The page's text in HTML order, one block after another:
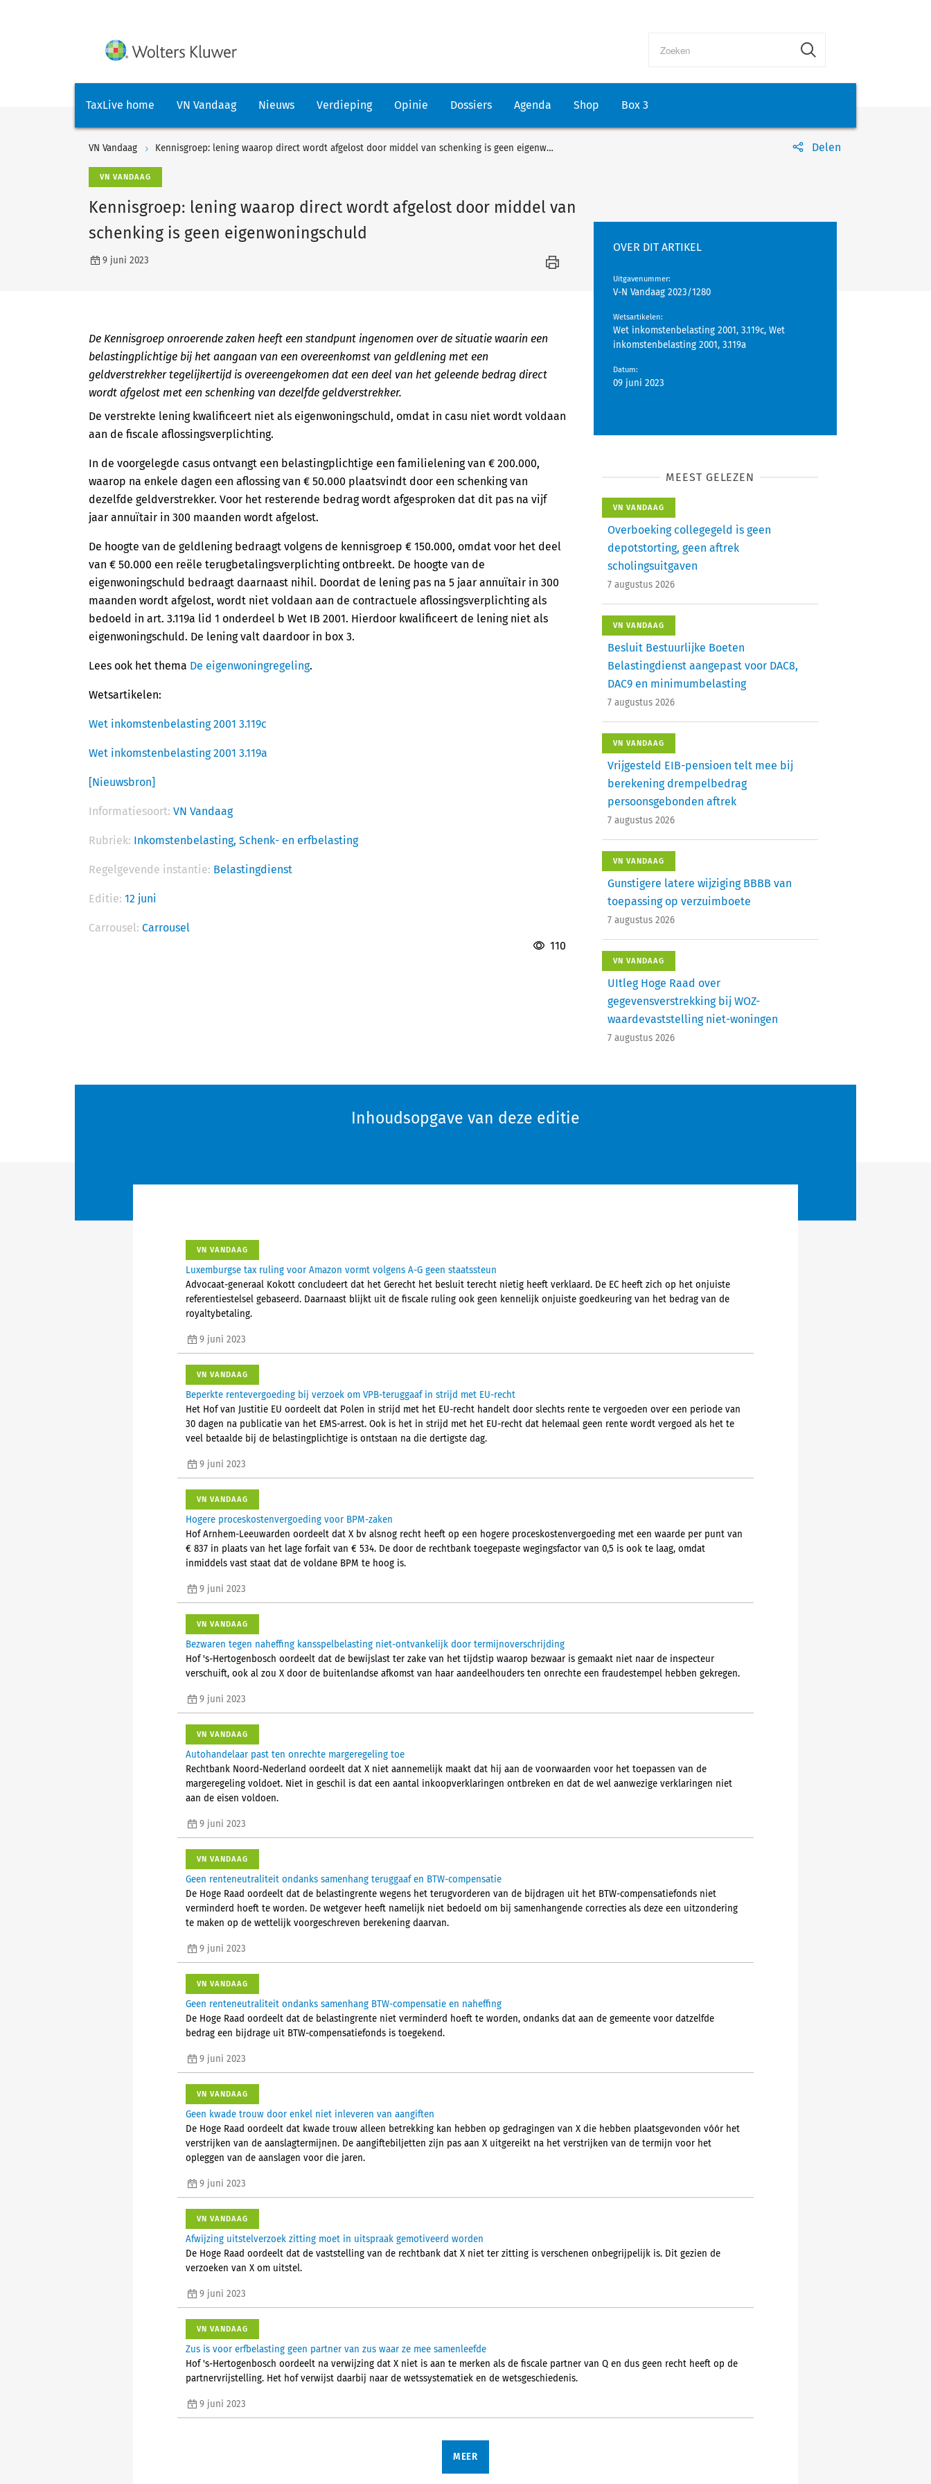
TaxLive home VN Vandaag Nieuws Verdieping Opinie Dossiers Agenda Shop Box 3
VN Vandaag Kennisgroep: lening waarop direct wordt afgelost door middel van schenking is geen eigenwoningschuld Delen
VN VANDAAG
Kennisgroep: lening waarop direct wordt afgelost door middel van
schenking is geen eigenwoningschuld
9 juni 2023
De Kennisgroep onroerende zaken heeft een standpunt ingenomen over de situatie waarin een
belastingplichtige bij het aangaan van een overeenkomst van geldlening met een
geldverstrekker tegelijkertijd is overeengekomen dat een deel van het geleende bedrag direct
wordt afgelost met een schenking van dezelfde geldverstrekker.
De verstrekte lening kwalificeert niet als eigenwoningschuld, omdat in casu niet wordt voldaan
aan de fiscale aflossingsverplichting.
In de voorgelegde casus ontvangt een belastingplichtige een familielening van € 200.000,
waarop na enkele dagen een aflossing van € 50.000 plaatsvindt door een schenking van
dezelfde geldverstrekker. Voor het resterende bedrag wordt afgesproken dat dit pas na vijf
jaar annuïtair in 300 maanden wordt afgelost.
De hoogte van de geldlening bedraagt volgens de kennisgroep € 150.000, omdat voor het deel
van € 50.000 een reële terugbetalingsverplichting ontbreekt. De hoogte van de
eigenwoningschuld bedraagt daarnaast nihil. Doordat de lening pas na 5 jaar annuïtair in 300
maanden wordt afgelost, wordt niet voldaan aan de contractuele aflossingsverplichting als
bedoeld in art. 3.119a lid 1 onderdeel b Wet IB 2001. Hierdoor kwalificeert de lening niet als
eigenwoningschuld. De lening valt daardoor in box 3.
Lees ook het thema De eigenwoningregeling.
Wetsartikelen:
Wet inkomstenbelasting 2001 3.119c
Wet inkomstenbelasting 2001 3.119a
[Nieuwsbron]
Informatiesoort: VN Vandaag
Rubriek: Inkomstenbelasting, Schenk- en erfbelasting
Regelgevende instantie: Belastingdienst
Editie: 12 juni
Carrousel: Carrousel
110
OVER DIT ARTIKEL
Uitgavenummer:
V-N Vandaag 2023/1280
Wetsartikelen:
Wet inkomstenbelasting 2001, 3.119c, Wet
inkomstenbelasting 2001, 3.119a
Datum:
09 juni 2023
MEEST GELEZEN
VN VANDAAG
Overboeking collegegeld is geen
depotstorting, geen aftrek
scholingsuitgaven
7 augustus 2026
VN VANDAAG
Besluit Bestuurlijke Boeten
Belastingdienst aangepast voor DAC8,
DAC9 en minimumbelasting
7 augustus 2026
VN VANDAAG
Vrijgesteld EIB-pensioen telt mee bij
berekening drempelbedrag
persoonsgebonden aftrek
7 augustus 2026
VN VANDAAG
Gunstigere latere wijziging BBBB van
toepassing op verzuimboete
7 augustus 2026
VN VANDAAG
UItleg Hoge Raad over
gegevensverstrekking bij WOZ-
waardevaststelling niet-woningen
7 augustus 2026
Inhoudsopgave van deze editie
VN VANDAAG
Luxemburgse tax ruling voor Amazon vormt volgens A-G geen staatssteun
Advocaat-generaal Kokott concludeert dat het Gerecht het besluit terecht nietig heeft verklaard. De EC heeft zich op het onjuiste
referentiestelsel gebaseerd. Daarnaast blijkt uit de fiscale ruling ook geen kennelijk onjuiste goedkeuring van het bedrag van de
royaltybetaling.
9 juni 2023
VN VANDAAG
Beperkte rentevergoeding bij verzoek om VPB-teruggaaf in strijd met EU-recht
Het Hof van Justitie EU oordeelt dat Polen in strijd met het EU-recht handelt door slechts rente te vergoeden over een periode van
30 dagen na publicatie van het EMS-arrest. Ook is het in strijd met het EU-recht dat helemaal geen rente wordt vergoed als het te
veel betaalde bij de belastingplichtige is ontstaan na die dertigste dag.
9 juni 2023
VN VANDAAG
Hogere proceskostenvergoeding voor BPM-zaken
Hof Arnhem-Leeuwarden oordeelt dat X bv alsnog recht heeft op een hogere proceskostenvergoeding met een waarde per punt van
€ 837 in plaats van het lage forfait van € 534. De door de rechtbank toegepaste wegingsfactor van 0,5 is ook te laag, omdat
inmiddels vast staat dat de voldane BPM te hoog is.
9 juni 2023
VN VANDAAG
Bezwaren tegen naheffing kansspelbelasting niet-ontvankelijk door termijnoverschrijding
Hof 's-Hertogenbosch oordeelt dat de bewijslast ter zake van het tijdstip waarop bezwaar is gemaakt niet naar de inspecteur
verschuift, ook al zou X door de buitenlandse afkomst van haar aandeelhouders ten onrechte een fraudestempel hebben gekregen.
9 juni 2023
VN VANDAAG
Autohandelaar past ten onrechte margeregeling toe
Rechtbank Noord-Nederland oordeelt dat X niet aannemelijk maakt dat hij aan de voorwaarden voor het toepassen van de
margeregeling voldoet. Niet in geschil is dat een aantal inkoopverklaringen ontbreken en dat de wel aanwezige verklaringen niet
aan de eisen voldoen.
9 juni 2023
VN VANDAAG
Geen renteneutraliteit ondanks samenhang teruggaaf en BTW-compensatie
De Hoge Raad oordeelt dat de belastingrente wegens het terugvorderen van de bijdragen uit het BTW-compensatiefonds niet
verminderd hoeft te worden. De wetgever heeft namelijk niet bedoeld om bij samenhangende correcties als deze een uitzondering
te maken op de wettelijk voorgeschreven berekening daarvan.
9 juni 2023
VN VANDAAG
Geen renteneutraliteit ondanks samenhang BTW-compensatie en naheffing
De Hoge Raad oordeelt dat de belastingrente niet verminderd hoeft te worden, ondanks dat aan de gemeente voor datzelfde
bedrag een bijdrage uit BTW-compensatiefonds is toegekend.
9 juni 2023
VN VANDAAG
Geen kwade trouw door enkel niet inleveren van aangiften
De Hoge Raad oordeelt dat kwade trouw alleen betrekking kan hebben op gedragingen van X die hebben plaatsgevonden vóór het
verstrijken van de aanslagtermijnen. De aangiftebiljetten zijn pas aan X uitgereikt na het verstrijken van de termijn voor het
opleggen van de aanslagen voor die jaren.
9 juni 2023
VN VANDAAG
Afwijzing uitstelverzoek zitting moet in uitspraak gemotiveerd worden
De Hoge Raad oordeelt dat de vaststelling van de rechtbank dat X niet ter zitting is verschenen onbegrijpelijk is. Dit gezien de
verzoeken van X om uitstel.
9 juni 2023
VN VANDAAG
Zus is voor erfbelasting geen partner van zus waar ze mee samenleefde
Hof 's-Hertogenbosch oordeelt na verwijzing dat X niet is aan te merken als de fiscale partner van Q en dus geen recht heeft op de
partnervrijstelling. Het hof verwijst daarbij naar de wetssystematiek en de wetsgeschiedenis.
9 juni 2023
MEER